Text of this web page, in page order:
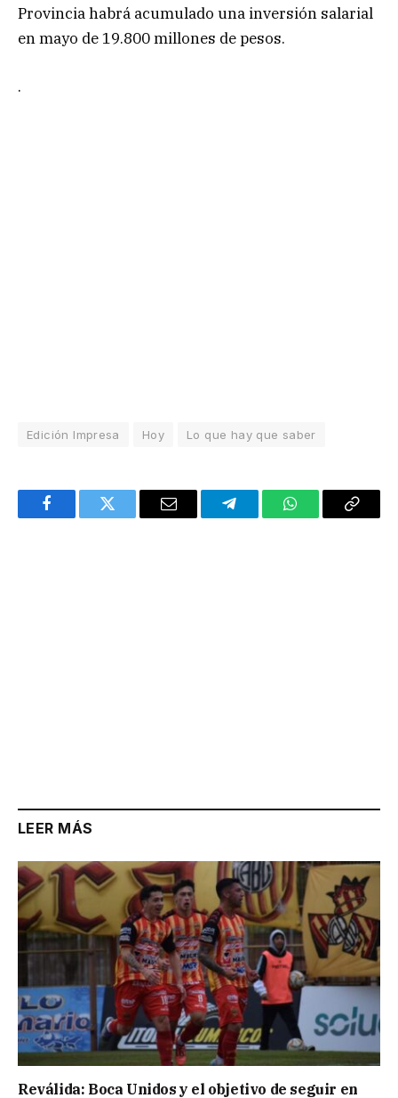
Provincia habrá acumulado una inversión salarial
en mayo de 19.800 millones de pesos.
.
Edición Impresa Hoy Lo que hay que saber
FacebookTwitter Email TelegramWhatsAppCopy
LEER MÁS
Reválida: Boca Unidos y el objetivo de seguir en